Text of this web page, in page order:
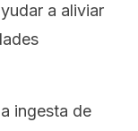
a aliviar
ingesta de